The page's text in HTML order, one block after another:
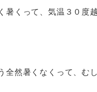
暑くって、気温３０度
全然暑くなくって、む